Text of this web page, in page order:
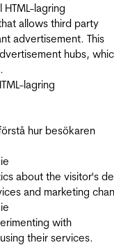
HTML-lagring
allows third party
advertisement. This
hubs,
lagring
hur besökaren
about the visitor's
and marketing
with
their services.